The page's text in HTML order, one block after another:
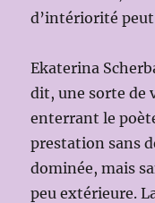
d’intériorité
Ekaterina
dit, une sorte de
enterrant le
prestation sans
dominée, mais
peu extérieure.